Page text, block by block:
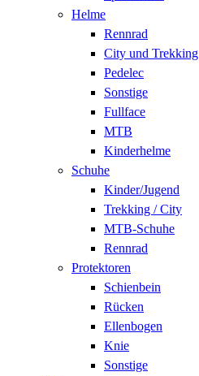
Helme
Rennrad
City und Trekking
Pedelec
Sonstige
Fullface
MTB
Kinderhelme
Schuhe
Kinder/Jugend
Trekking / City
MTB-Schuhe
Rennrad
Protektoren
Schienbein
Rücken
Ellenbogen
Knie
Sonstige